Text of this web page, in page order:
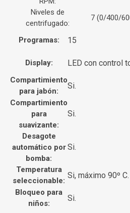
Niveles de
centrifugado:
7 (0/400/
Programas: 15
Display: LED con control
Compartimiento
para jabón:
Si.
Compartimiento
para
suavizante:
Si.
Desagote
automático por
bomba:
Si.
Temperatura
seleccionable:
Si, máximo 90º C.
Bloqueo para
niños:
Si.